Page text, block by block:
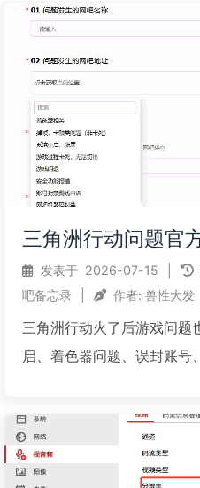
使用一个工具，在开机启动
行后会...
阅读全文...
三角洲行动问题官
发表于 2026-07-15
吧备忘录
作者: 兽性大发
三角洲行动火了后游戏问题
启、着色器问题、误封账号
方入口，方便大家反馈问题
问题。如果您网吧在三角洲
请按要求仔细填...